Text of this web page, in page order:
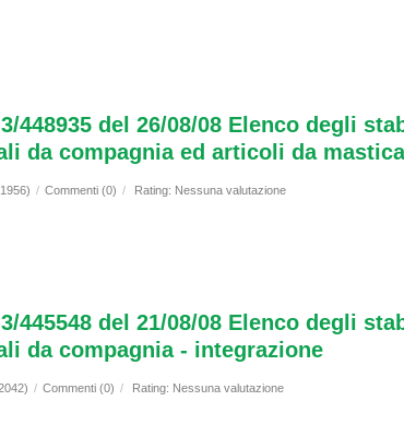
448935 del 26/08/08 Elenco degli
da compagnia ed articoli da
/ Commenti (0) / Rating: Nessuna valutazione
445548 del 21/08/08 Elenco degli
da compagnia - integrazione
/ Commenti (0) / Rating: Nessuna valutazione